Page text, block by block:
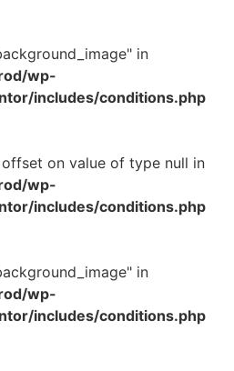
in
wp-
includes/conditions.php
on value of type null in
wp-
includes/conditions.php
in
wp-
includes/conditions.php